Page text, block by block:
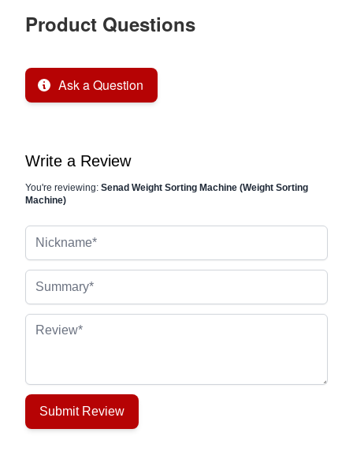
Product Questions
Ask a Question
Write a Review
You're reviewing: Senad Weight Sorting Machine (Weight Sorting
Machine)
Review
Submit Review